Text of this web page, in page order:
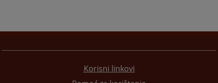
Korisni linkovi